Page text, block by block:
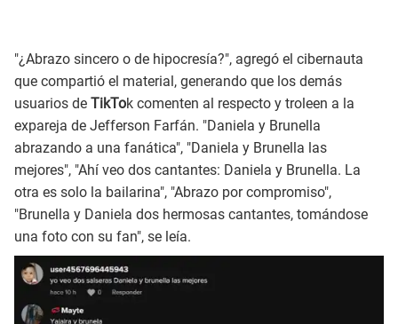
"¿Abrazo sincero o de hipocresía?", agregó el cibernauta
que compartió el material, generando que los demás
usuarios de TikTok comenten al respecto y troleen a la
expareja de Jefferson Farfán. "Daniela y Brunella
abrazando a una fanática", "Daniela y Brunella las
mejores", "Ahí veo dos cantantes: Daniela y Brunella. La
otra es solo la bailarina", "Abrazo por compromiso",
"Brunella y Daniela dos hermosas cantantes, tomándose
una foto con su fan", se leía.